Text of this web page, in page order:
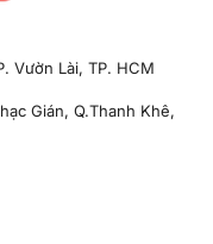
Vườn Lài, TP. HCM
Gián, Q.Thanh Khê,